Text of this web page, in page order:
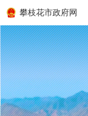
攀枝花市政府网